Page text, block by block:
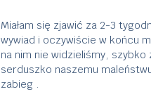
Miałam się zjawić za 2-3
wywiad i oczywiście w końcu
na nim nie widzieliśmy,
serduszko naszemu
zabieg .